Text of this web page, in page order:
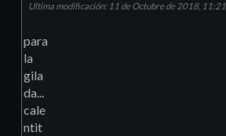
Ultima modificación: 11 de Octubre de 2018,
para
la
gila
da...
cale
ntit